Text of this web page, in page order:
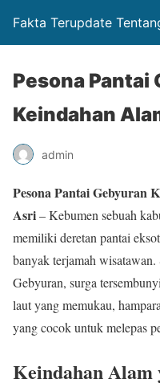
Fakta Terupdate
Pesona Pantai
Keindahan
admin
Pesona Pantai Gebyuran
Asri– Kebumen sebuah
memiliki deretan pantai
banyak terjamah wisatawan.
Gebyuran, surga
laut yang memukau,
yang cocok untuk melepas
Keindahan Alam